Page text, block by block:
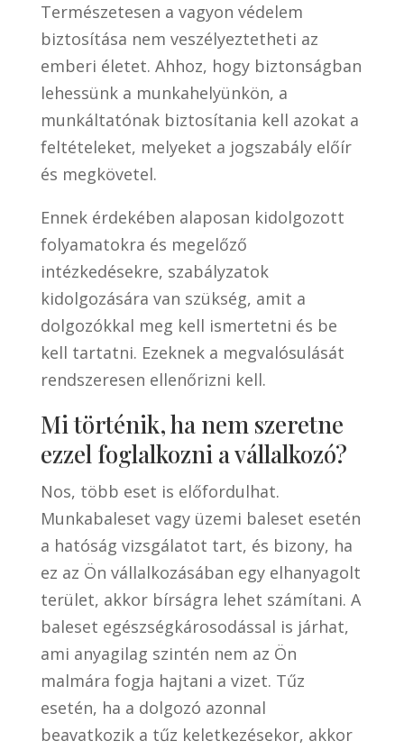
Természetesen a vagyon védelem
biztosítása nem veszélyeztetheti az
emberi életet. Ahhoz, hogy biztonságban
lehessünk a munkahelyünkön, a
munkáltatónak biztosítania kell azokat a
feltételeket, melyeket a jogszabály előír
és megkövetel.
Ennek érdekében alaposan kidolgozott
folyamatokra és megelőző
intézkedésekre, szabályzatok
kidolgozására van szükség, amit a
dolgozókkal meg kell ismertetni és be
kell tartatni. Ezeknek a megvalósulását
rendszeresen ellenőrizni kell.
Mi történik, ha nem szeretne
ezzel foglalkozni a vállalkozó?
Nos, több eset is előfordulhat.
Munkabaleset vagy üzemi baleset esetén
a hatóság vizsgálatot tart, és bizony, ha
ez az Ön vállalkozásában egy elhanyagolt
terület, akkor bírságra lehet számítani. A
baleset egészségkárosodással is járhat,
ami anyagilag szintén nem az Ön
malmára fogja hajtani a vizet. Tűz
esetén, ha a dolgozó azonnal
beavatkozik a tűz keletkezésekor, akkor